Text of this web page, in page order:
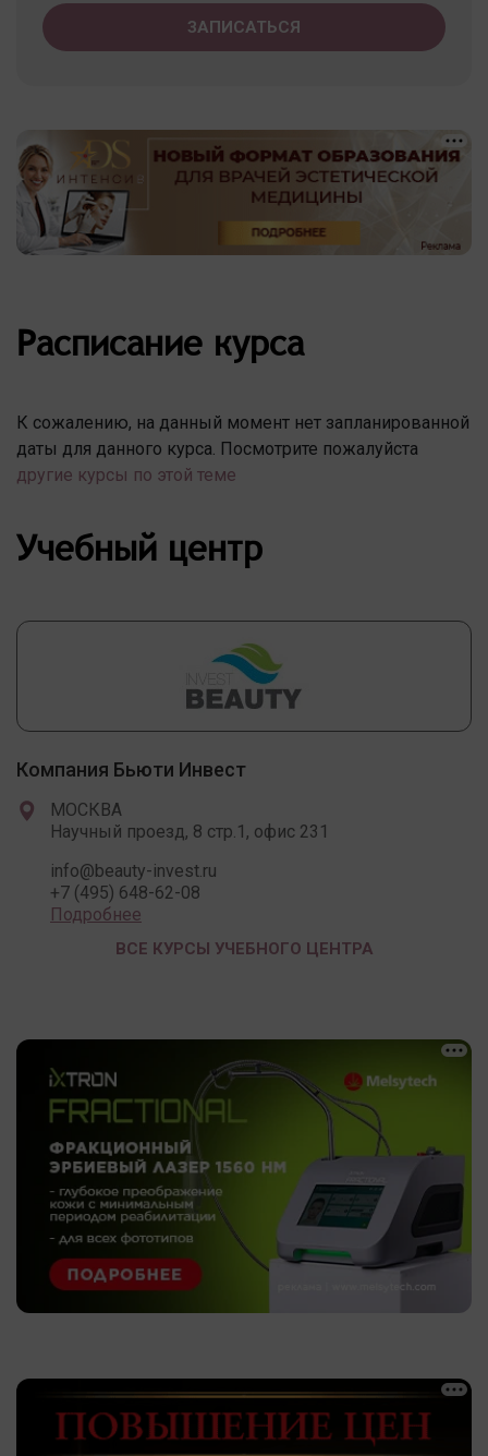
ЗАПИСАТЬСЯ
Расписание курса
К сожалению, на данный момент нет запланированной
даты для данного курса. Посмотрите пожалуйста
другие курсы по этой теме
Учебный центр
Компания Бьюти Инвест
МОСКВА
Научный проезд, 8 стр.1, офис 231
info@beauty-invest.ru
+7 (495) 648-62-08
Подробнее
ВСЕ КУРСЫ УЧЕБНОГО ЦЕНТРА